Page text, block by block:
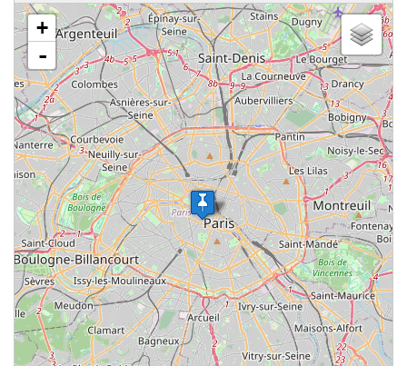
chargement de la carte - veuillez patienter...
+
-